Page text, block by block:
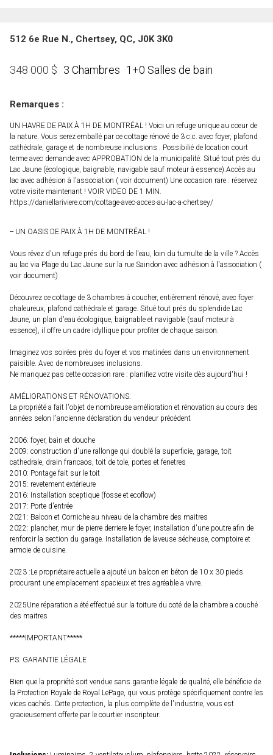
512 6e Rue N., Chertsey, QC, J0K 3K0
348 000 $ 3 Chambres 1+0 Salles de bain
Remarques :
UN HAVRE DE PAIX À 1H DE MONTRÉAL ! Voici un refuge unique au coeur de
la nature. Vous serez emballé par ce cottage rénové de 3 c.c. avec foyer, plafond
cathédrale, garage et de nombreuse inclusions . Possibilié de location court
terme avec demande avec APPROBATION de la municipalité. Situé tout prés du
Lac Jaune (écologique, baignable, navigable sauf moteur à essence).Accès au
lac avec adhésion à l'association ( voir document) Une occasion rare : réservez
votre visite maintenant ! VOIR VIDEO DE 1 MIN.
https://daniellariviere.com/cottage-avec-acces-au-lac-a-chertsey/
-- UN OASIS DE PAIX À 1H DE MONTRÉAL !
Vous rêvez d'un refuge prés du bord de l'eau, loin du tumulte de la ville ? Accès
au lac via Plage du Lac Jaune sur la rue Saindon avec adhésion à l'association (
voir document)
Découvrez ce cottage de 3 chambres à coucher, entièrement rénové, avec foyer
chaleureux, plafond cathédrale et garage. Situé tout prés du splendide Lac
Jaune, un plan d'eau écologique, baignable et navigable (sauf moteur à
essence), il offre un cadre idyllique pour profiter de chaque saison.
Imaginez vos soirées près du foyer et vos matinées dans un environnement
paisible. Avec de nombreuses inclusions.
Ne manquez pas cette occasion rare : planifiez votre visite dès aujourd'hui !
AMÉLIORATIONS ET RÉNOVATIONS:
La propriété a fait l'objet de nombreuse amélioration et rénovation au cours des
années selon l'ancienne déclaration du vendeur précédent
2006: foyer, bain et douche
2009: construction d'une rallonge qui doublé la superficie, garage, toit
cathedrale, drain francaos, toit de tole, portes et fenetres
2010: Pontage fait sur le toit
2015: revetement extérieure
2016: Installation sceptique (fosse et ecoflow)
2017: Porte d'entrée
2021: Balcon et Corniche au niveau de la chambre des maitres
2022: plancher, mur de pierre derriere le foyer, installation d'une poutre afin de
renforcir la section du garage. Installation de laveuse sécheuse, comptoire et
armoie de cuisine.
2023 :Le propriétaire actuelle a ajouté un balcon en béton de 10 x 30 pieds
procurant une emplacement spacieux et tres agréable a vivre.
2025Une réparation a été effectué sur la toiture du coté de la chambre a couché
des maitres
*****IMPORTANT*****
P.S. GARANTIE LÉGALE
Bien que la propriété soit vendue sans garantie légale de qualité, elle bénéficie de
la Protection Royale de Royal LePage, qui vous protège spécifiquement contre les
vices cachés. Cette protection, la plus complète de l'industrie, vous est
gracieusement offerte par le courtier inscripteur.